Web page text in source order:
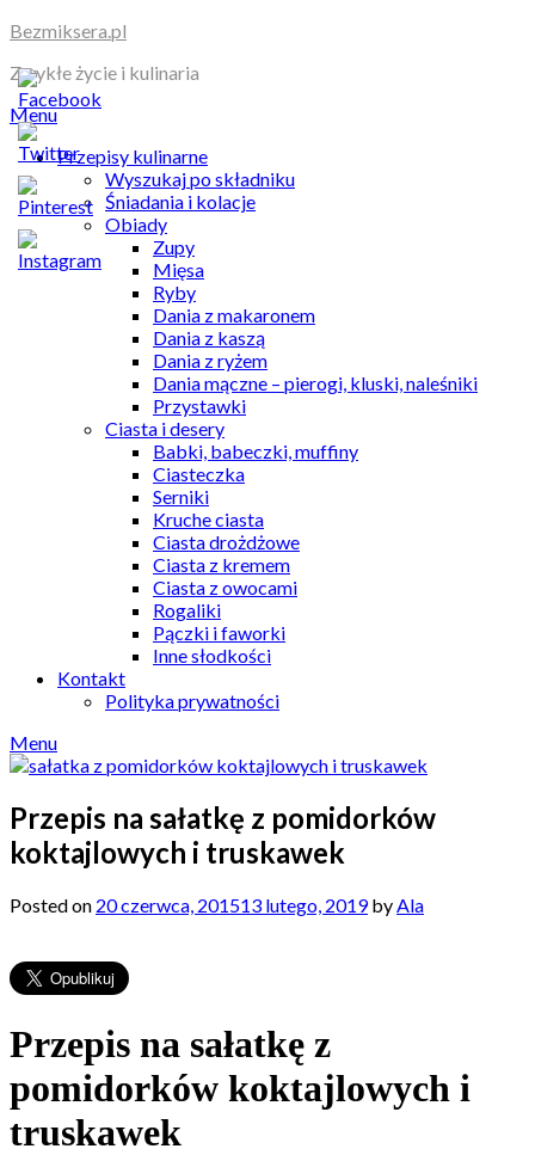
Skip
content
Bezmiksera.pl
Zwykłe życie i kulinaria
Menu
Przepisy kulinarne
Wyszukaj po składniku
Śniadania i kolacje
Obiady
Zupy
Mięsa
Ryby
Dania z makaronem
Dania z kaszą
Dania z ryżem
Dania mączne – pierogi, kluski, naleśniki
Przystawki
Ciasta i desery
Babki, babeczki, muffiny
Ciasteczka
Serniki
Kruche ciasta
Ciasta drożdżowe
Ciasta z kremem
Ciasta z owocami
Rogaliki
Pączki i faworki
Inne słodkości
Kontakt
Polityka prywatności
Menu
Przepis na sałatkę z pomidorków
koktajlowych i truskawek
Posted on 20 czerwca, 201513 lutego, 2019byAla
Przepis na sałatkę z
pomidorków koktajlowych i
truskawek